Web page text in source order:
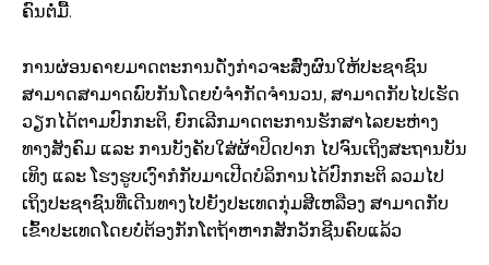
ຄົນຕໍ່ມື້.
ການຜ່ອນຄາຍມາດຕະການດັ່ງກ່າວຈະສົ່ງຜົນໃຫ້ປະຊາຊົນ
ສາມາດສາມາດພົບກັນໂດຍບໍ່ຈໍາກັດຈໍານວນ, ສາມາດກັບໄປເຮັດ
ວຽກໄດ້ຕາມປົກກະຕິ, ຍົກເລີກມາດຕະການຮັກສາໄລຍະຫ່າງ
ທາງສັງຄົມ ແລະ ການບັງຄັບໃສ່ຜ້າປິດປາກ ໄປຈົນເຖິງສະຖານບັນ
ເທິງ ແລະ ໂຮງຮູບເງົາກໍກັບມາເປີດບໍລິການໄດ້ປົກກະຕິ ລວມໄປ
ເຖິງປະຊາຊົນທີ່ເດີນທາງໄປຍັງປະເທດກຸ່ມສີເຫລືອງ ສາມາດກັບ
ເຂົ້າປະເທດໂດຍບໍ່ຕ້ອງກັກໂຕຖ້າຫາກສັກວັກຊີນຄົບແລ້ວ